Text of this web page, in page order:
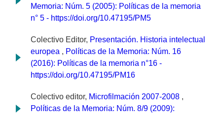
Memoria: Núm. 5 (2005): Políticas de la memoria
n° 5 - https://doi.org/10.47195/PM5
Colectivo Editor, Presentación. Historia intelectual
europea , Políticas de la Memoria: Núm. 16
(2016): Políticas de la memoria n°16 -
https://doi.org/10.47195/PM16
Colectivo editor, Microfilmación 2007-2008 ,
Políticas de la Memoria: Núm. 8/9 (2009):